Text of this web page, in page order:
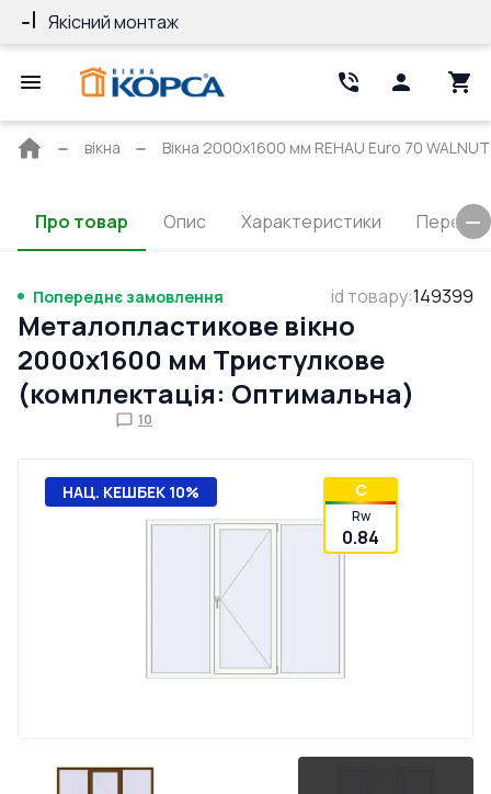
Якісний монтаж
Головна
вікна Вікна 2000x1600 мм REHAU Euro 70 WALNUT
Про товар Опис Характеристики
Попереднє замовлення id товару:149399
Металопластикове вікно
2000x1600 мм Тристулкове
(комплектація: Оптимальна)
10
НАЦ. КЕШБЕК 10% C
Rw
0.84